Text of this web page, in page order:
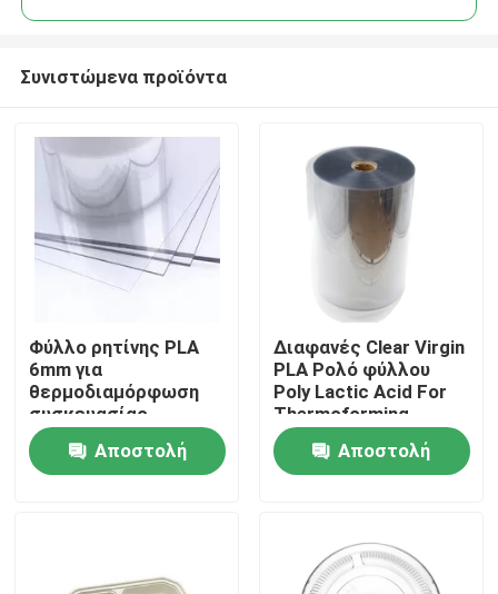
Σπίτι
Περίπου εμείς
Συνιστώμενα προϊόντα
Φύλλο ρητίνης PLA
6mm για
θερμοδιαμόρφωση
συσκευασίας
τροφίμων Δίσκος
κρέατος ψαριού
κοτόπουλου
Αποστολή
Διαφανές Clear Virgin
PLA Ρολό φύλλου
Poly Lactic Acid For
Thermoforming
Αποστολή